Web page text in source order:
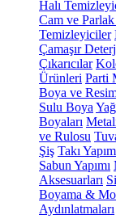
Halı
Cam ve
Temizleyiciler
Çamaşır
Çıkarıcılar
Ürünleri Parti
Boya ve
Sulu Boya
Boyaları
ve Rulosu
Şiş Takı
Sabun Yapımı
Aksesuarları
Boyama &
Aydınlatmaları